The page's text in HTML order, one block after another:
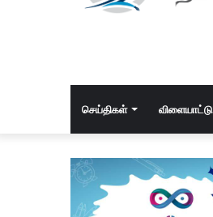
செய்திகள் விளையாட்டு